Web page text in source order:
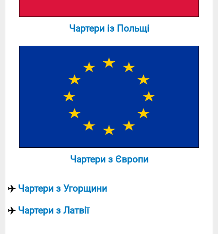
Чартери із Польщі
Чартери з Європи
✈️ Чартери з Угорщини
✈️ Чартери з Латвії